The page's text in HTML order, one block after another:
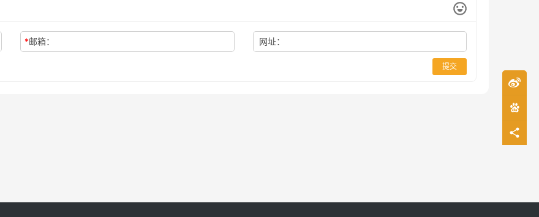
*邮箱： 网址：
提交